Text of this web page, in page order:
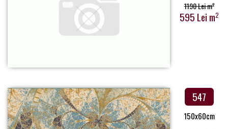
1190 Lei m2
595 Lei m2
547
150x60cm